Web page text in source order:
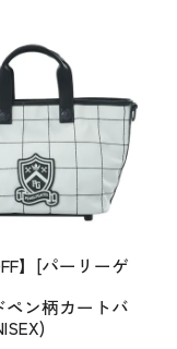
】[パーリーゲ
ペン柄カートバ